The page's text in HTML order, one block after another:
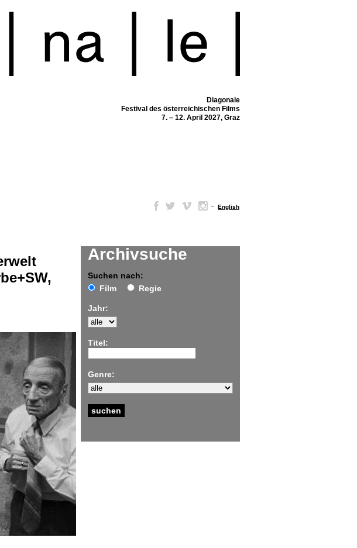
Diagonale
Festival des österreichischen Films
7. – 12. April 2027, Graz
– English
Archivsuche
Suchen nach:
Film
Regie
Jahr:
Titel:
Genre: